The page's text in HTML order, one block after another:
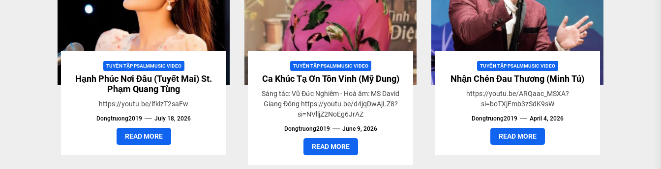
JESUS
CHRIST
THRU
MUSIC
TUYỂN TẬP PSALMMUSIC VIDEO
Hạnh Phúc Nơi Đâu (Tuyết Mai) St.
Phạm Quang Tùng
https://youtu.be/lfklzT2saFw
Dongtruong2019 July 18, 2026
READ MORE
TUYỂN TẬP PSALMMUSIC VIDEO
Ca Khúc Tạ Ơn Tôn Vinh (Mỹ Dung)
Sáng tác: Vũ Đức Nghiêm - Hoà âm: MS David
Giang Đông https://youtu.be/d4jqDwAjLZ8?
si=NVlljZ2NoEg6JrAZ
Dongtruong2019 June 9, 2026
READ MORE
TUYỂN TẬP PSALMMUSIC VIDEO
Nhận Chén Đau Thương (Minh Tú)
https://youtu.be/ARQaac_MSXA?
si=boTXjFmb3zSdK9sW
Dongtruong2019 April 4, 2026
READ MORE